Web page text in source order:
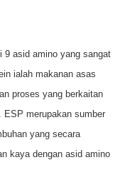
9 asid amino yang sangat
ialah makanan asas
proses yang berkaitan
ESP merupakan sumber
yang secara
kaya dengan asid amino